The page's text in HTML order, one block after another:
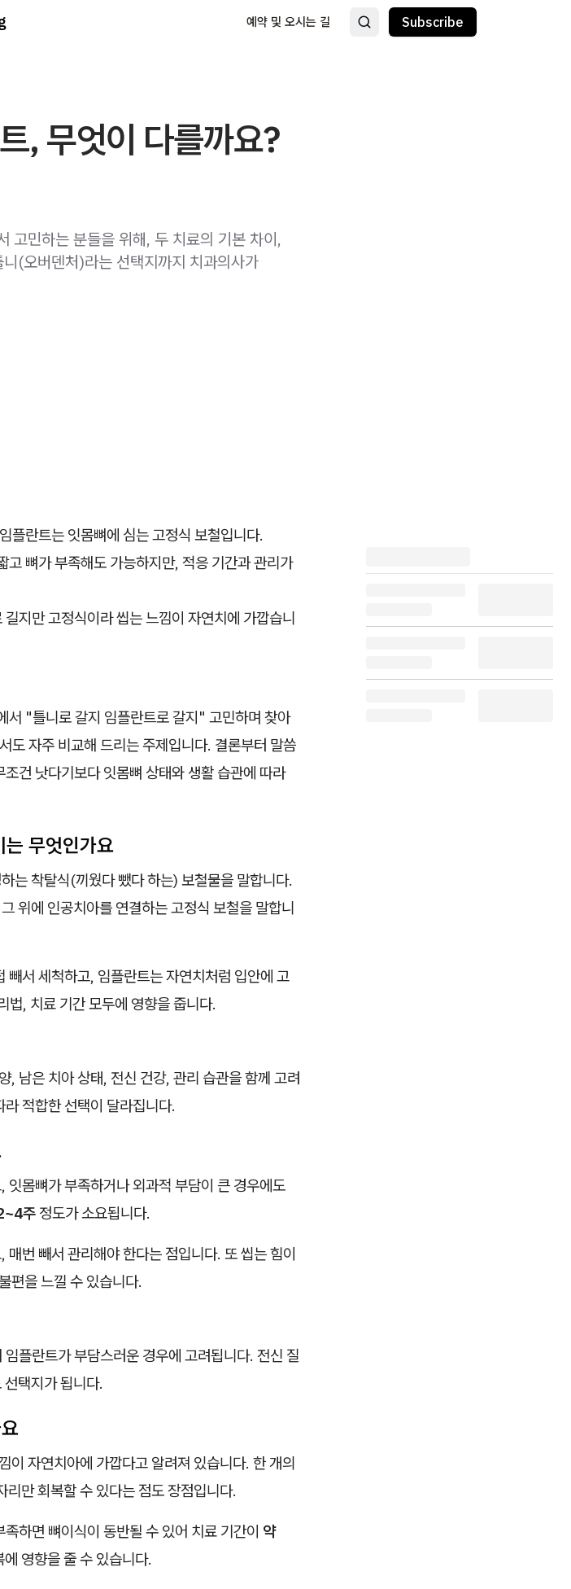
예약 및 오시는 길 Subscribe
, 무엇이 다를까요?
고민하는 분들을 위해, 두 치료의 기본 차이,
(오버덴처)라는 선택지까지 치과의사가
플란트는 잇몸뼈에 심는 고정식 보철입니다.
고 뼈가 부족해도 가능하지만, 적응 기간과 관리가
길지만 고정식이라 씹는 느낌이 자연치에 가깝습니
서 "틀니로 갈지 임플란트로 갈지" 고민하며 찾아
도 자주 비교해 드리는 주제입니다. 결론부터 말씀
조건 낫다기보다 잇몸뼈 상태와 생활 습관에 따라
무엇인가요
는 착탈식(끼웠다 뺐다 하는) 보철물을 말합니다.
위에 인공치아를 연결하는 고정식 보철을 말합니
빼서 세척하고, 임플란트는 자연치처럼 입안에 고
법, 치료 기간 모두에 영향을 줍니다.
, 남은 치아 상태, 전신 건강, 관리 습관을 함께 고려
적합한 선택이 달라집니다.
몸뼈가 부족하거나 외과적 부담이 큰 경우에도
주 정도가 소요됩니다.
번 빼서 관리해야 한다는 점입니다. 또 씹는 힘이
편을 느낄 수 있습니다.
플란트가 부담스러운 경우에 고려됩니다. 전신 질
택지가 됩니다.
이 자연치아에 가깝다고 알려져 있습니다. 한 개의
만 회복할 수 있다는 점도 장점입니다.
하면 뼈이식이 동반될 수 있어 치료 기간이 약
영향을 줄 수 있습니다.